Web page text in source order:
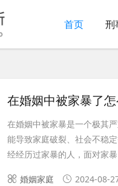
首页 刑
在婚姻中被家暴了
在婚姻中被家暴是一个极其
能导致家庭破裂、社会不稳
经经历过家暴的人，面对家
婚姻家庭 2024-08-